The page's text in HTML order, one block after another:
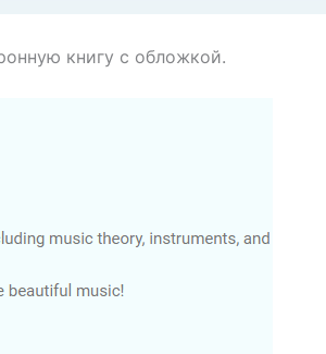
книгу с обложкой.